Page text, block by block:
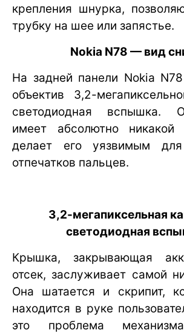
крепления шнурка,
трубку на шее или запястье.
Nokia N78 — вид
На задней панели Nokia
объектив 3,2-
светодиодная вспышка.
имеет абсолютно никакой
делает его уязвимым
отпечатков пальцев.
3,2-мегапиксельная
светодиодная
Крышка, закрывающая
отсек, заслуживает самой
Она шатается и скрипит,
находится в руке
это проблема